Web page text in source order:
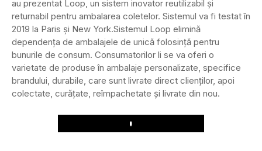
au prezentat Loop, un sistem inovator reutilizabil și
returnabil pentru ambalarea coletelor. Sistemul va fi testat în
2019 la Paris și New York.Sistemul Loop elimină
dependența de ambalajele de unică folosință pentru
bunurile de consum. Consumatorilor li se va oferi o
varietate de produse în ambalaje personalizate, specifice
brandului, durabile, care sunt livrate direct clienților, apoi
colectate, curățate, reîmpachetate și livrate din nou.
Play